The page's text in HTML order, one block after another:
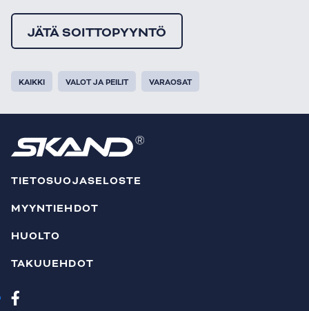
JÄTÄ SOITTOPYYNTÖ
KAIKKI VALOT JA PEILIT VARAOSAT
TIETOSUOJASELOSTE
MYYNTIEHDOT
HUOLTO
TAKUUEHDOT